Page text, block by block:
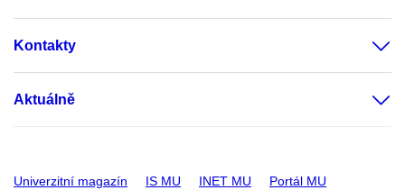
Kontakty
Aktuálně
Univerzitní magazín IS MU INET MU Portál MU